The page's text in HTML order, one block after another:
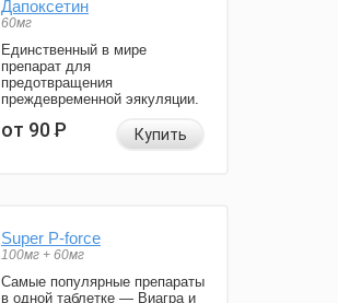
Дапоксетин
60мг
Единственный в мире
препарат для
предотвращения
преждевременной эякуляции.
от 90Р Купить
Super P-force
100мг + 60мг
Самые популярные препараты
в одной таблетке — Виагра и